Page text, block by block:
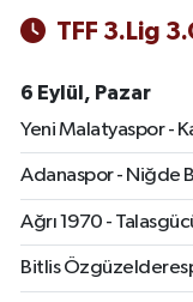
TFF 3.Lig
6 Eylül, Pazar
Yeni Malatyaspor -
Adanaspor - Niğde
Ağrı 1970 -
Bitlis